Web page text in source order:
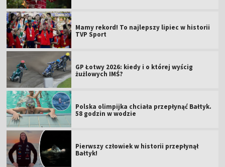
Mamy rekord! To najlepszy lipiec w historii
TVP Sport
GP Łotwy 2026: kiedy i o której wyścig
żużlowych IMŚ?
Polska olimpijka chciała przepłynąć Bałtyk.
58 godzin w wodzie
Pierwszy człowiek w historii przepłynął
Bałtyk!